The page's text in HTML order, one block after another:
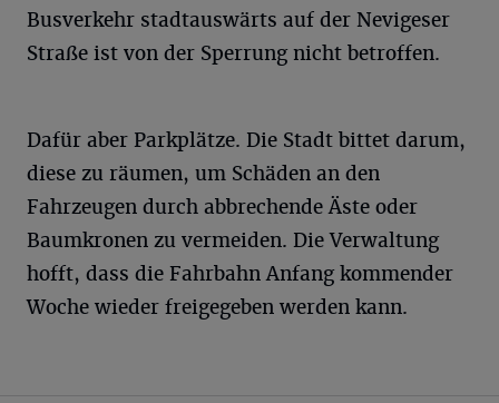
Busverkehr stadtauswärts auf der Nevigeser
Straße ist von der Sperrung nicht betroffen.
Dafür aber Parkplätze. Die Stadt bittet darum,
diese zu räumen, um Schäden an den
Fahrzeugen durch abbrechende Äste oder
Baumkronen zu vermeiden. Die Verwaltung
hofft, dass die Fahrbahn Anfang kommender
Woche wieder freigegeben werden kann.